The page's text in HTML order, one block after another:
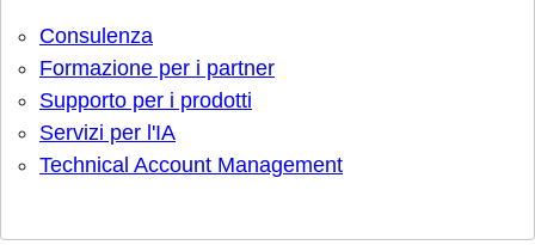
Consulenza
Formazione per i partner
Supporto per i prodotti
Servizi per l'IA
Technical Account Management